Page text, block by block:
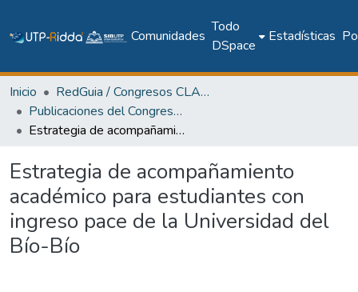
Comunidades
Todo
DSpace
Estadísticas
Inicio
RedGuia / Congresos CLABES
Publicaciones del Congreso Internacional CLABES
Estrategia de acompañamiento académico para estudiantes con ingreso pace de la Universidad del Bío-Bío
Estrategia de acompañamiento
académico para estudiantes con
ingreso pace de la Universidad del
Bío-Bío